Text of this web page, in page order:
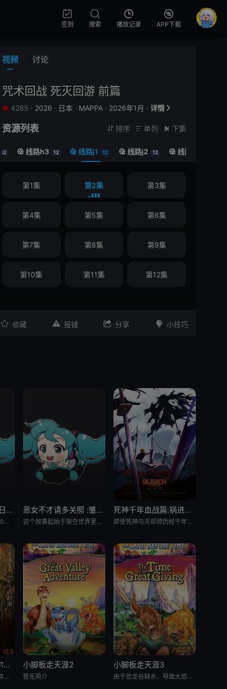
签到 搜索 播放记录 APP下载
视频 讨论
咒术回战 死灭回游 前篇
 4285 · 2026 · 日本 · MAPPA · 2026年1月 · 详情 
 收藏  报错  分享  小技巧
资源列表  排序  单列  下集
12  线路h3 12  线路j1 12  线路j2 12  线路j3
第1集 第2集 第3集
第4集 第5集 第6集
第7集 第8集 第9集
第10集 第11集 第12集
Grow Up Show :向日葵马戏团:
大约在昭和30年代（1950年代中期至1960年代中期），以正处于经济高度成长期的日本为背景，那是一个马戏团作为主流娱乐、深深融入人们日常生活的时代。 为了争夺只有顶尖马戏团才被允许参加的世界级盛典
恶女不才请多关照 :雏宫蝶鼠换身传:
这个故事起始于架空世界里名为「咏国」的虚构国度。为了培育下一任妃子，会从五大家族中各选一名少女进入宫殿——「雏宫」。进入后宫的少女成为雏女，在雏宫接受做为未来皇后的养成教育。 名门之一、美丽又睿智的
死神千年血战篇:祸进谭:动漫
即使死神与灭却师历经千年的血战尽头，毁灭的未来已隐约可见── &nbsp; &nbsp; &nbsp; &nbsp; &nbsp; &nbsp; &nbsp; &nbsp; &nbsp; &nbsp;
贝里琉岛:天堂的格尔尼卡:
原作は2016年から2021年までヤングアニマル（白泉社）にて连载され、2017年度の日本漫画家协会赏の优
小脚板走天涯2
暂无简介
小脚板走天涯3
由于恐龙谷缺水，导致大恐龙们反目成仇，“小足”和它四位朋友为此展开寻水之旅。一路上，小恐龙们历经暴龙的攻击